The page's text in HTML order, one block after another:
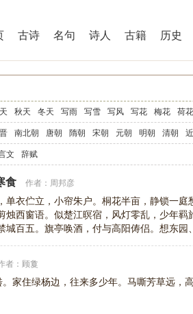
古诗 名句 诗人 古籍 历史
秋天 冬天 写雨 写雪 写风 写花 梅花 荷花
儿童 写鸟 写马 田园 边塞 地名 抒情 爱国
悼亡
寒食节
初中古诗 高中古诗 古文观止 辞赋精选 小学文
首 唐诗三百首 古诗三百首 宋词三百首
南北朝 唐朝 隋朝 宋朝 元朝 明朝 清朝
文 辞赋
食 作者： 周邦彦
单衣伫立，小帘朱户。桐花半亩，静锁一庭
烛西窗语。似楚江暝宿，风灯零乱，少年羁
城百五。旗亭唤酒，付与高阳俦侣。想东园
者： 顾敻
家住绿杨边，往来多少年。马嘶芳草远，